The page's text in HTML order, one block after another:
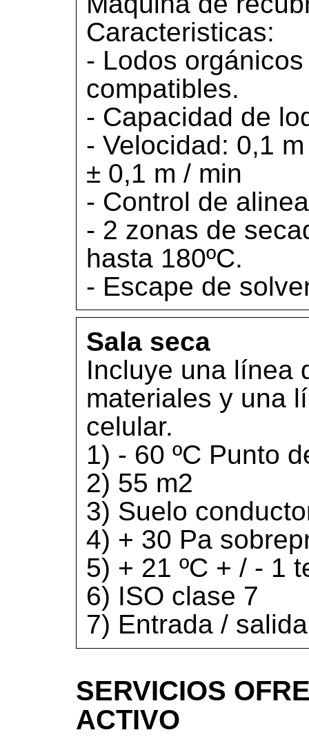
Caracteristicas:
- Lodos
compatibles.
- Capacidad de
- Velocidad: 0,1
± 0,1 m / min
- Control de
- 2 zonas de
hasta 180ºC.
- Escape de
Sala seca
Incluye una línea
materiales y una
celular.
1) - 60 ºC Punto
2) 55 m2
3) Suelo
4) + 30 Pa
5) + 21 ºC + / - 1
6) ISO clase 7
7) Entrada /
SERVICIOS
ACTIVO